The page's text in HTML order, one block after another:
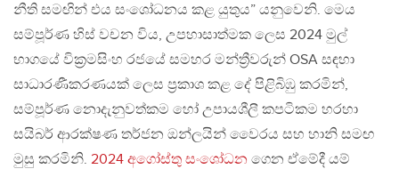
නීති සමඟින් එය සංශෝධනය කළ යුතුය” යනුවෙනි. මෙය
සම්පූර්ණ හිස් වචන විය, උපහාසාත්මක ලෙස 2024 මුල්
භාගයේ වික්‍රමසිංහ රජයේ සමහර මන්ත්‍රීවරුන් OSA සඳහා
සාධාරණීකරණයක් ලෙස ප්‍රකාශ කළ දේ පිළිබිඹු කරමින්,
සම්පූර්ණ නොදැනුවත්කම හෝ උපායශීලී කපටිකම හරහා
සයිබර් ආරක්ෂණ තර්ජන ඔන්ලයින් වෛරය සහ හානි සමඟ
මුසු කරමිනි. 2024 අගෝස්තු සංශෝධන ගෙන ඒමේදී යම්